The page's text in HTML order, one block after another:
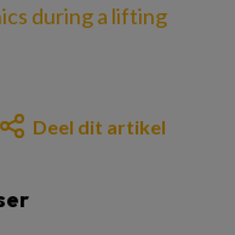
during a lifting
Deel dit artikel